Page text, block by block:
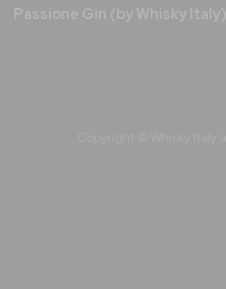
Passione Gin (by Whisky Italy)